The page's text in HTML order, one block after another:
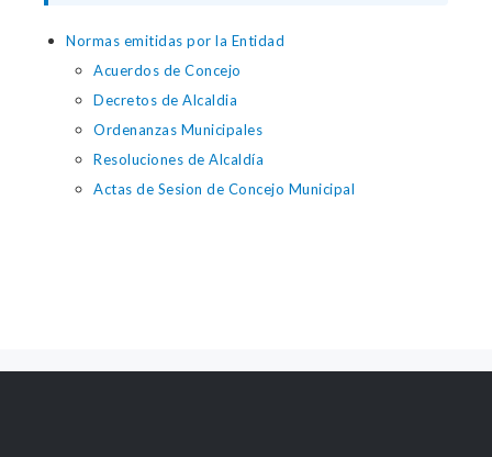
Normas emitidas por la Entidad
Acuerdos de Concejo
Decretos de Alcaldia
Ordenanzas Municipales
Resoluciones de Alcaldía
Actas de Sesion de Concejo Municipal